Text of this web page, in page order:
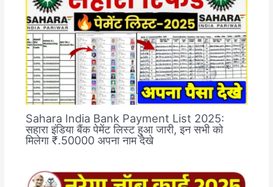
Sahara India Bank Payment List 2025:
सहारा इंडिया बैंक पेमेंट लिस्ट हुआ जारी, इन सभी को
मिलेगा ₹.50000 अपना नाम देखे